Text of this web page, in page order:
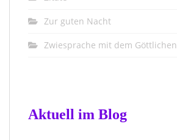
Zur guten Nacht
Zwiesprache mit dem Göttlichen
Aktuell im Blog